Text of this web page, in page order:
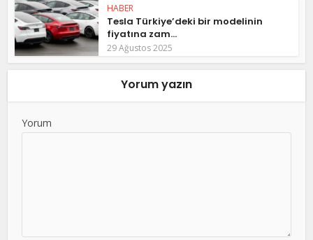
HABER
Tesla Türkiye’deki bir modelinin
fiyatına zam...
29 Ağustos 2025
Yorum yazın
Yorum